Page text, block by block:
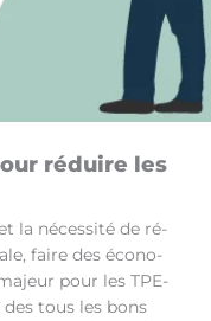
ré­duire les
la né­ces­si­té de ré­
faire des éco­no­
pour les TPE-
tous les bons